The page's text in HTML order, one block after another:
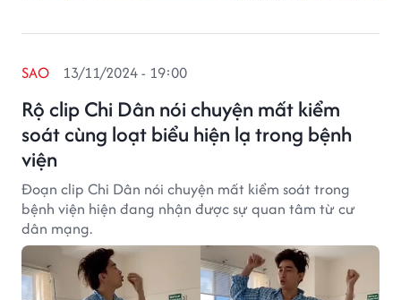
Rộ clip Chi Dân nói chuyện mất kiểm
soát cùng loạt biểu hiện lạ trong bệnh
viện
SAO 13/11/2024 - 19:00
Đoạn clip Chi Dân nói chuyện mất kiểm soát trong
bệnh viện hiện đang nhận được sự quan tâm từ cư
dân mạng.